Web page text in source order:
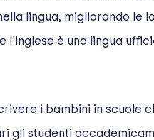
lingua, migliorando
l'inglese è una lingua
i bambini in
gli studenti